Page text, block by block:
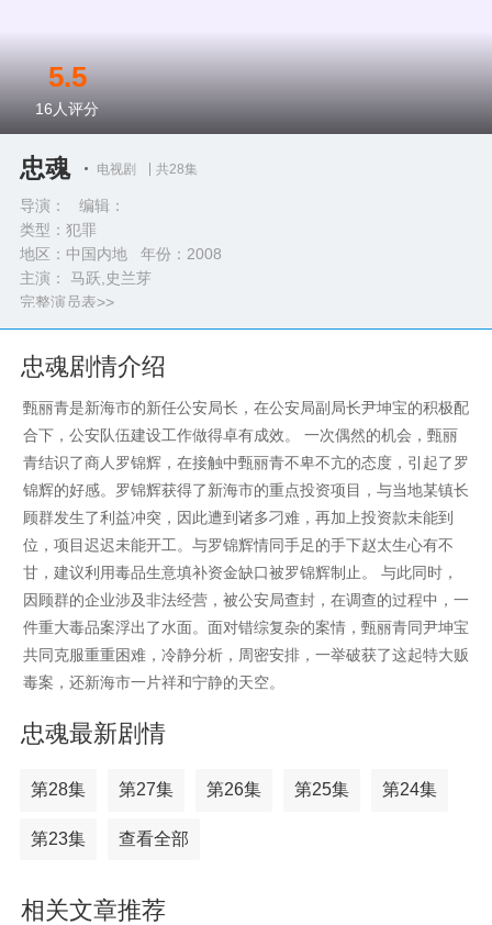
忠魂 电视剧 共28集
导演： 编辑：
类型： 犯罪
地区：中国内地 年份： 2008
主演： 马跃,史兰芽
完整演员表>>
5.5
16 人评分
忠魂剧情介绍
甄丽青是新海市的新任公安局长，在公安局副局长尹坤宝的积极配
合下，公安队伍建设工作做得卓有成效。 一次偶然的机会，甄丽
青结识了商人罗锦辉，在接触中甄丽青不卑不亢的态度，引起了罗
锦辉的好感。罗锦辉获得了新海市的重点投资项目，与当地某镇长
顾群发生了利益冲突，因此遭到诸多刁难，再加上投资款未能到
位，项目迟迟未能开工。与罗锦辉情同手足的手下赵太生心有不
甘，建议利用毒品生意填补资金缺口被罗锦辉制止。 与此同时，
因顾群的企业涉及非法经营，被公安局查封，在调查的过程中，一
件重大毒品案浮出了水面。面对错综复杂的案情，甄丽青同尹坤宝
共同克服重重困难，冷静分析，周密安排，一举破获了这起特大贩
毒案，还新海市一片祥和宁静的天空。
忠魂最新剧情
第28集 第27集 第26集 第25集 第24集
第23集 查看全部
相关文章推荐